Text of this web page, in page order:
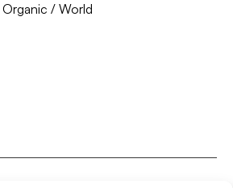
Organic / World